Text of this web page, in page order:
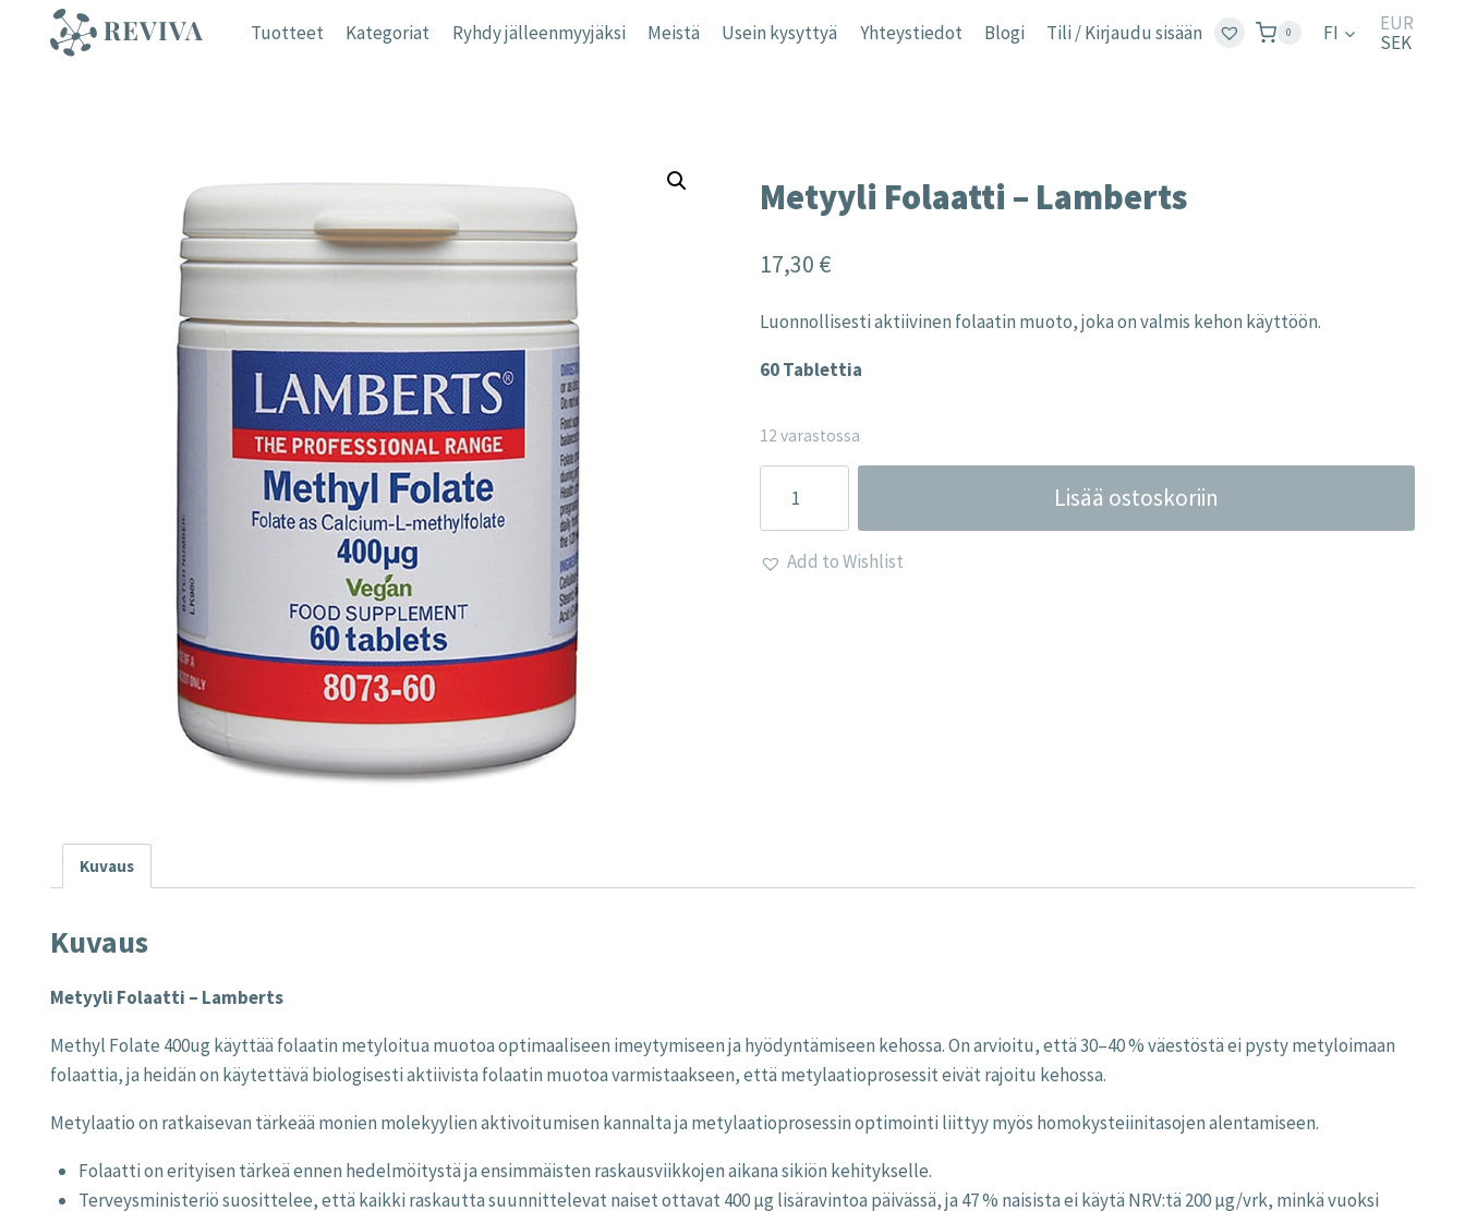
sisältöön
Tuotteet Kategoriat Ryhdy jälleenmyyjäksi Meistä Usein kysyttyä Yhteystiedot Blogi Tili / Kirjaudu sisään 0 FI
EUR
SEK
Metyyli Folaatti – Lamberts
17,30 €
Luonnollisesti aktiivinen folaatin muoto, joka on valmis kehon käyttöön.
60 Tablettia
12 varastossa
Folaatti
-
Lamberts
Lisää ostoskoriin
Add to Wishlist
Kuvaus
Kuvaus
Metyyli Folaatti – Lamberts
Methyl Folate 400ug käyttää folaatin metyloitua muotoa optimaaliseen imeytymiseen ja hyödyntämiseen kehossa. On arvioitu, että 30–40 % väestöstä ei pysty metyloimaan
folaattia, ja heidän on käytettävä biologisesti aktiivista folaatin muotoa varmistaakseen, että metylaatioprosessit eivät rajoitu kehossa.
Metylaatio on ratkaisevan tärkeää monien molekyylien aktivoitumisen kannalta ja metylaatioprosessin optimointi liittyy myös homokysteiinitasojen alentamiseen.
Folaatti on erityisen tärkeä ennen hedelmöitystä ja ensimmäisten raskausviikkojen aikana sikiön kehitykselle.
Terveysministeriö suosittelee, että kaikki raskautta suunnittelevat naiset ottavat 400 µg lisäravintoa päivässä, ja 47 % naisista ei käytä NRV:tä 200 µg/vrk, minkä vuoksi